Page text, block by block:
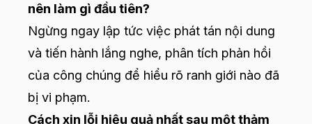
nên làm gì đầu tiên?
Ngừng ngay lập tức việc phát tán nội dung
và tiến hành lắng nghe, phân tích phản hồi
của công chúng để hiểu rõ ranh giới nào đã
bị vi phạm.
Cách xin lỗi hiệu quả nhất sau một thảm